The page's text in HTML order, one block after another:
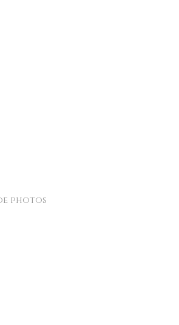
photos